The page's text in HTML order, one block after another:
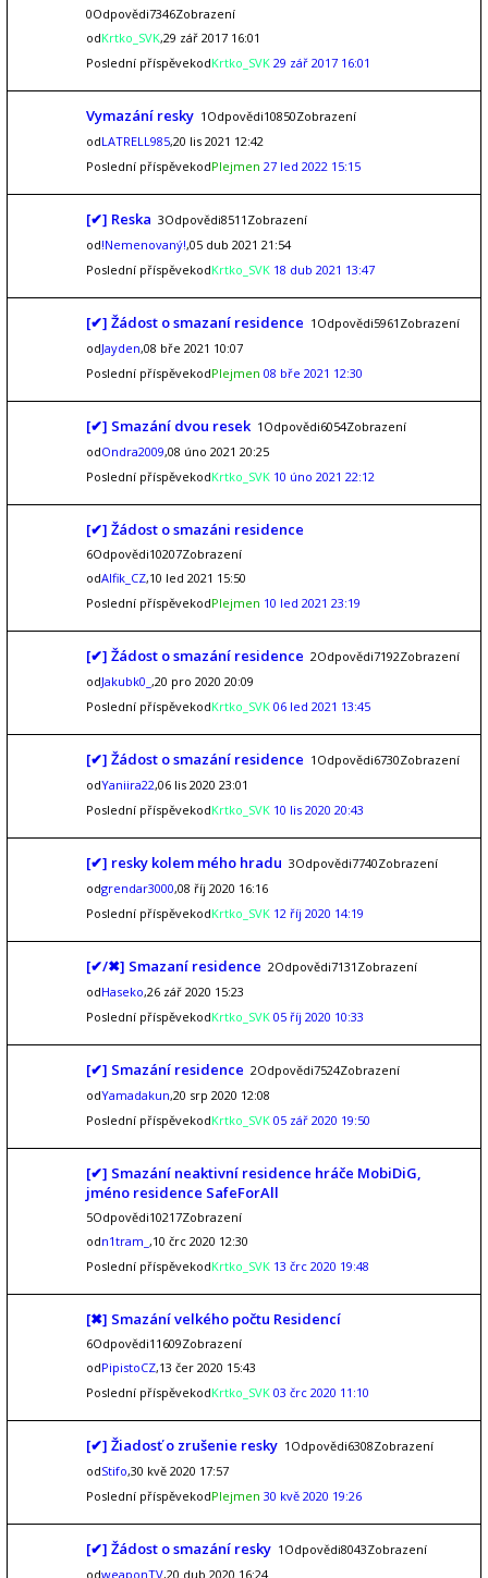
0Odpovědi7346Zobrazení
odKrtko_SVK,29 zář 2017 16:01
Poslední příspěvekodKrtko_SVK 29 zář 2017 16:01
Vymazání resky 1Odpovědi10850Zobrazení
odLATRELL985,20 lis 2021 12:42
Poslední příspěvekodPlejmen 27 led 2022 15:15
[✔] Reska 3Odpovědi8511Zobrazení
od!Nemenovaný!,05 dub 2021 21:54
Poslední příspěvekodKrtko_SVK 18 dub 2021 13:47
[✔] Žádost o smazaní residence 1Odpovědi5961Zobrazení
odJayden,08 bře 2021 10:07
Poslední příspěvekodPlejmen 08 bře 2021 12:30
[✔] Smazání dvou resek 1Odpovědi6054Zobrazení
odOndra2009,08 úno 2021 20:25
Poslední příspěvekodKrtko_SVK 10 úno 2021 22:12
[✔] Žádost o smazáni residence
6Odpovědi10207Zobrazení
odAlfik_CZ,10 led 2021 15:50
Poslední příspěvekodPlejmen 10 led 2021 23:19
[✔] Žádost o smazání residence 2Odpovědi7192Zobrazení
odJakubk0_ ,20 pro 2020 20:09
Poslední příspěvekodKrtko_SVK 06 led 2021 13:45
[✔] Žádost o smazání residence 1Odpovědi6730Zobrazení
odYaniira22,06 lis 2020 23:01
Poslední příspěvekodKrtko_SVK 10 lis 2020 20:43
[✔] resky kolem mého hradu 3Odpovědi7740Zobrazení
odgrendar3000,08 říj 2020 16:16
Poslední příspěvekodKrtko_SVK 12 říj 2020 14:19
[✔/✖] Smazaní residence 2Odpovědi7131Zobrazení
odHaseko,26 zář 2020 15:23
Poslední příspěvekodKrtko_SVK 05 říj 2020 10:33
[✔] Smazání residence 2Odpovědi7524Zobrazení
odYamadakun,20 srp 2020 12:08
Poslední příspěvekodKrtko_SVK 05 zář 2020 19:50
[✔] Smazání neaktivní residence hráče MobiDiG,
jméno residence SafeForAll
5Odpovědi10217Zobrazení
odn1tram_ ,10 črc 2020 12:30
Poslední příspěvekodKrtko_SVK 13 črc 2020 19:48
[✖] Smazání velkého počtu Residencí
6Odpovědi11609Zobrazení
odPipistoCZ,13 čer 2020 15:43
Poslední příspěvekodKrtko_SVK 03 črc 2020 11:10
[✔] Žiadosť o zrušenie resky 1Odpovědi6308Zobrazení
odStifo,30 kvě 2020 17:57
Poslední příspěvekodPlejmen 30 kvě 2020 19:26
[✔] Žádost o smazání resky 1Odpovědi8043Zobrazení
odweaponTV,20 dub 2020 16:24